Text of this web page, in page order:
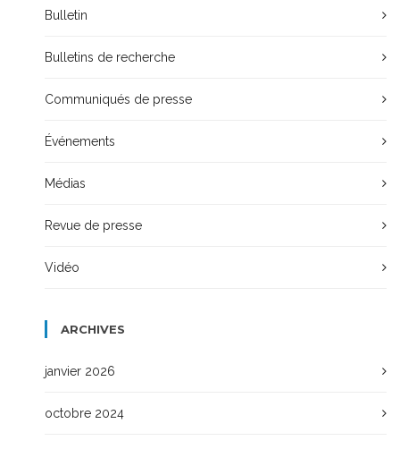
Bulletin
Bulletins de recherche
Communiqués de presse
Événements
Médias
Revue de presse
Vidéo
ARCHIVES
janvier 2026
octobre 2024